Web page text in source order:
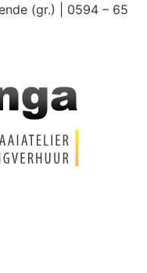
(gr.) | 0594 – 65